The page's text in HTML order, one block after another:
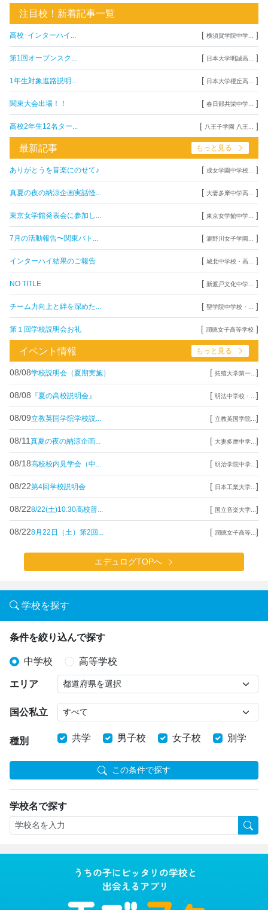
注目校！新着記事一覧
高校･インターハイ... [ 横須賀学院中学... ]
第1回オープンスク... [ 日本大学明誠高... ]
1年生対象進路説明... [ 日本大学櫻丘高... ]
関東大会出場！！ [ 春日部共栄中学... ]
高校2年生12名ター... [ 八王子学園 八王... ]
最新記事 もっと見る
ありがとうを音楽にのせて♪ [ 成女学園中学校... ]
真夏の夜の納涼企画実話怪... [ 大妻多摩中学高... ]
東京女学館発表会に参加し... [ 東京女学館中学... ]
7月の活動報告〜関東バト... [ 瀧野川女子学園... ]
インターハイ結果のご報告 [ 城北中学校・高... ]
NO TITLE [ 新渡戸文化中学... ]
チーム力向上と絆を深めた... [ 聖学院中学校・... ]
第１回学校説明会お礼 [ 潤徳女子高等学校 ]
イベント情報 もっと見る
08/08学校説明会（夏期実施） [ 拓殖大学第一... ]
08/08 『夏の高校説明会』 [ 明法中学校・... ]
08/09立教英国学院学校説... [ 立教英国学院... ]
08/11 真夏の夜の納涼企画... [ 大妻多摩中学... ]
08/18高校校内見学会（中... [ 明治学院中学... ]
08/22第4回学校説明会 [ 日本工業大学... ]
08/228/22(土)10:30高校普... [ 国立音楽大学... ]
08/228月22日（土）第2回... [ 潤徳女子高等... ]
エデュログTOPへ
学校を探す
条件を絞り込んで探す
中学校 高等学校
エリア
国公私立
種別 共学 男子校 女子校 別学
この条件で探す
学校名で探す